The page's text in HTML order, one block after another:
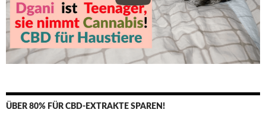
ÜBER 80% FÜR CBD-EXTRAKTE SPAREN!